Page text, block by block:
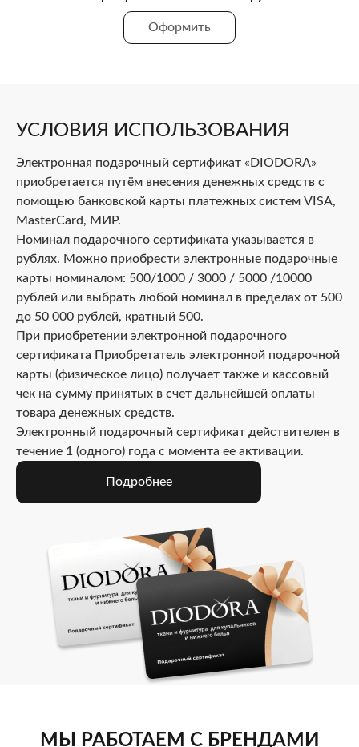
Оформить
УСЛОВИЯ ИСПОЛЬЗОВАНИЯ
Электронная подарочный сертификат «DIODORA»
приобретается путём внесения денежных средств с
помощью банковской карты платежных систем VISA,
MasterCard, МИР.
Номинал подарочного сертификата указывается в
рублях. Можно приобрести электронные подарочные
карты номиналом: 500/1000 / 3000 / 5000 /10000
рублей или выбрать любой номинал в пределах от 500
до 50 000 рублей, кратный 500.
При приобретении электронной подарочного
сертификата Приобретатель электронной подарочной
карты (физическое лицо) получает также и кассовый
чек на сумму принятых в счет дальнейшей оплаты
товара денежных средств.
Электронный подарочный сертификат действителен в
течение 1 (одного) года с момента ее активации.
Подробнее
МЫ РАБОТАЕМ С БРЕНДАМИ